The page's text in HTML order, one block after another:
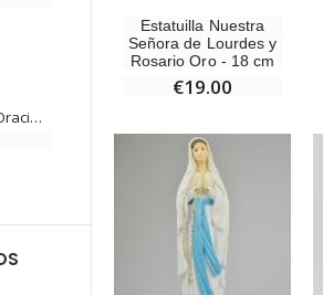
Estatuilla Nuestra
Señora de Lourdes y
Rosario Oro - 18 cm
€19.00
6 Velas de Oración Color Blanco
€59.90